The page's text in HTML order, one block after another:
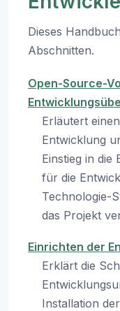
Dieses
Abschnitten.
Open-Source-
Erläutert
Entwicklung
Einstieg in die
für die
Technologie-
das Projekt
Einrichten der
Erklärt die
Installation